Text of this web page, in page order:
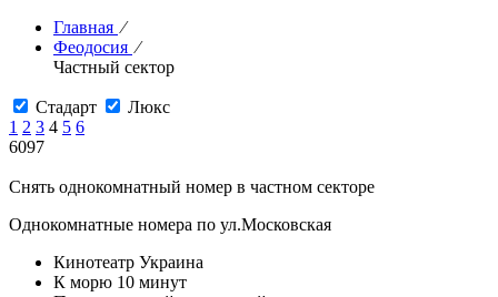
Главная ⁄
Феодосия ⁄
Частный сектор
Стадарт
Люкс
1 2 3 4 5 6
6097
Снять однокомнатный номер в частном секторе
Однокомнатные номера по ул.Московская
Кинотеатр Украина
К морю 10 минут